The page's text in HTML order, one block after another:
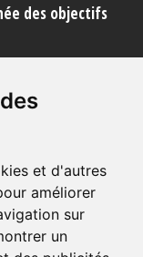
et d'autres
améliorer
sur
un
des objectifs
»